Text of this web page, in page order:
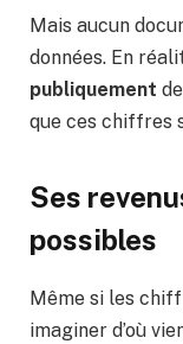
Mais aucun
données. En
publiquement
que ces chiffres
Ses
possibles
Même si les
imaginer d’où